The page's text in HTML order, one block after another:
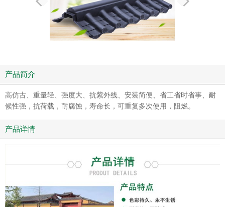
产品简介
高仿古、重量轻、强度大、抗紫外线、安装简便、省工省时省事、耐
候性强，抗荷载，耐腐蚀，寿命长，可重复多次使用，阻燃。
产品详情